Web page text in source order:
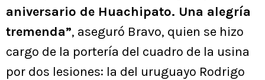
aniversario de Huachipato. Una alegría
tremenda”, aseguró Bravo, quien se hizo
cargo de la portería del cuadro de la usina
por dos lesiones: la del uruguayo Rodrigo